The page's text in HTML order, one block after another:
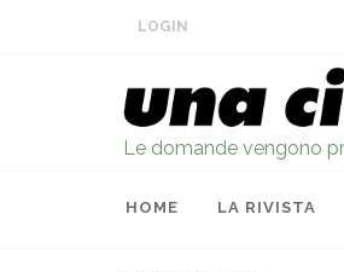
LOGIN
Le domande vengono
HOME LA RIVISTA